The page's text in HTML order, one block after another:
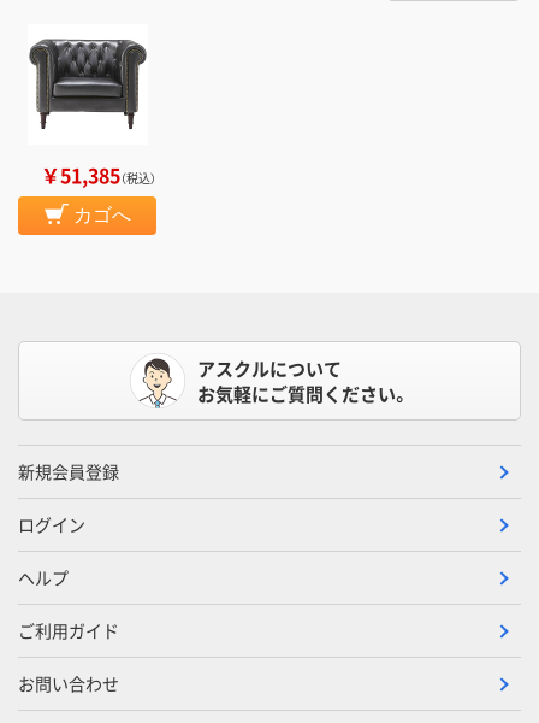
￥51,385（税込）
カゴへ
アスクルについて
お気軽にご質問ください。
新規会員登録
ログイン
ヘルプ
ご利用ガイド
お問い合わせ